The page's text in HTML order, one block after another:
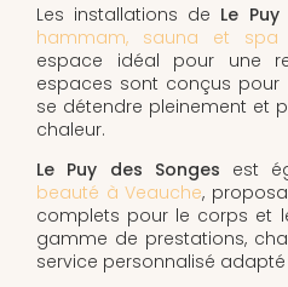
Les installations de Le
hammam, sauna et spa
espace idéal pour une
espaces sont conçus pour
se détendre pleinement et
chaleur.
Le Puy des Songes est
beauté à Veauche,
complets pour le corps et
gamme de prestations,
service personnalisé